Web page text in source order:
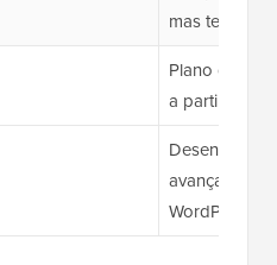
mas tem um
Plano
a partir de
avançados
WordPress